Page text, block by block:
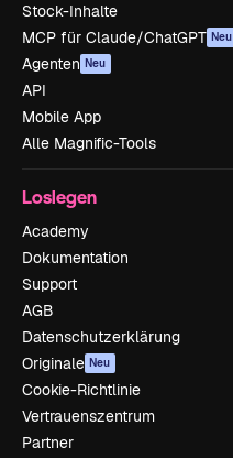
Stock-Inhalte
MCP für Claude/ChatGPT Neu
Agenten Neu
API
Mobile App
Alle Magnific-Tools
Loslegen
Academy
Dokumentation
Support
AGB
Datenschutzerklärung
Originale Neu
Cookie-Richtlinie
Vertrauenszentrum
Partner